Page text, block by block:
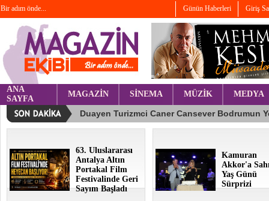
Bir adım önde... Günün Haberleri Giriş
ANA
SAYFA
MAGAZİN SİNEMA MÜZİK MEDYA
63. Uluslararası
Antalya Altın
Portakal Film
Festivalinde Geri
Sayım Başladı
Kamuran
Akkor'a
Yaş Günü
Sürprizi